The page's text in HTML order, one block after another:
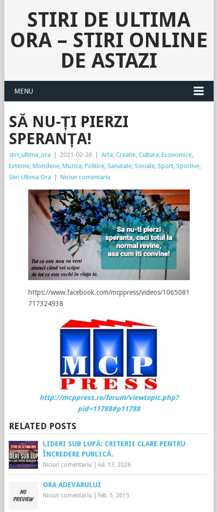
STIRI DE ULTIMA
ORA – STIRI ONLINE
DE ASTAZI
MENU
SĂ NU-ȚI PIERZI
SPERANȚA!
stiri_ultima_ora 2021-02-26 Arta, Creatie, Cultura, Economice,
Externe, Mondene, Muzica, Politice, Sanatate, Sociale, Sport, Sportive,
Stiri Ultima Ora
Niciun comentariu
https://www.facebook.com/mcppress/videos/1065081
717324938
http://mcppress.ro/forum/viewtopic.php?
pid=11788#p11788
RELATED POSTS
LIDERI SUB LUPĂ: CRITERII CLARE PENTRU
ÎNCREDERE PUBLICĂ.
Niciun comentariu iul. 13, 2026
ORA ADEVARULUI
Niciun comentariu feb. 5, 2015